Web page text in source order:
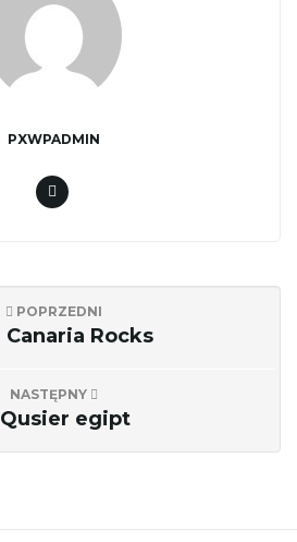
PXWPADMIN
POPRZEDNI
Canaria Rocks
NASTĘPNY
Qusier egipt